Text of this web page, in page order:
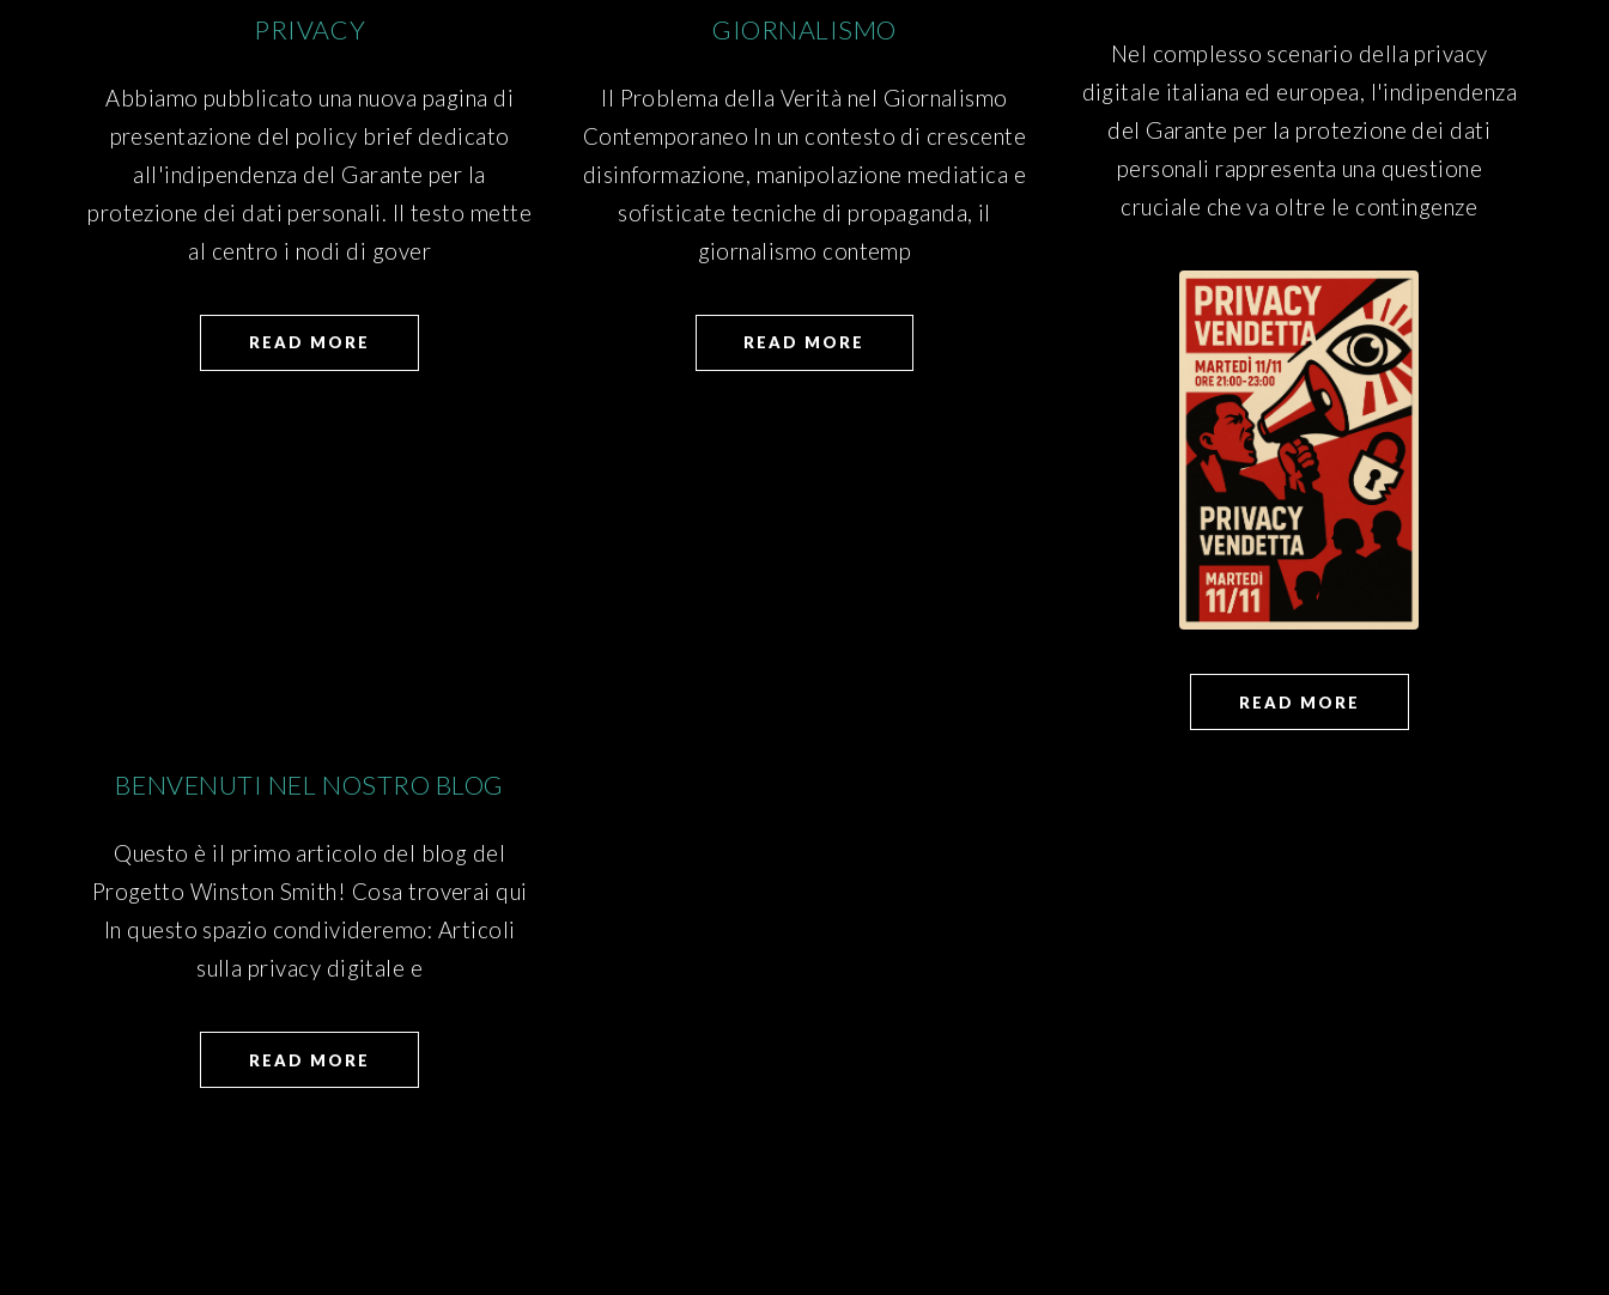
PRIVACY
Abbiamo pubblicato una nuova pagina di
presentazione del policy brief dedicato
all'indipendenza del Garante per la
protezione dei dati personali. Il testo mette
al centro i nodi di gover
READ MORE
GIORNALISMO
Il Problema della Verità nel Giornalismo
Contemporaneo In un contesto di crescente
disinformazione, manipolazione mediatica e
sofisticate tecniche di propaganda, il
giornalismo contemp
READ MORE
Nel complesso scenario della privacy
digitale italiana ed europea, l'indipendenza
del Garante per la protezione dei dati
personali rappresenta una questione
cruciale che va oltre le contingenze
READ MORE
BENVENUTI NEL NOSTRO BLOG
Questo è il primo articolo del blog del
Progetto Winston Smith! Cosa troverai qui
In questo spazio condivideremo: Articoli
sulla privacy digitale e
READ MORE